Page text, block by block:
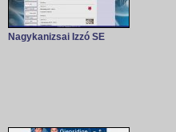
Nagykanizsai Izzó SE